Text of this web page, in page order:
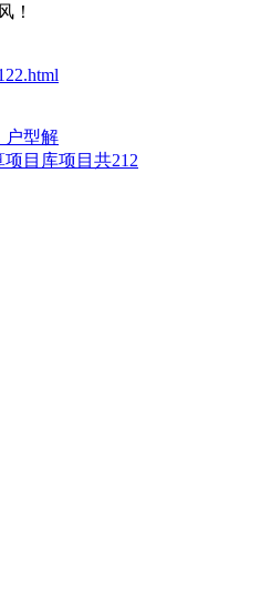
！
户型解
目库项目共212